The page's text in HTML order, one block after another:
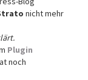
nicht mehr
Plugin
noch